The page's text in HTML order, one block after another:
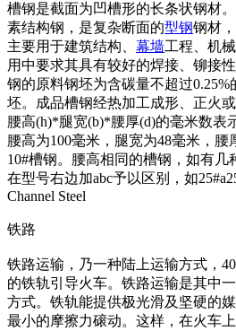
槽钢是截面为凹槽形的长条状钢材
素结构钢，是复杂断面的型钢钢材
主要用于建筑结构、 幕墙工程、机
用中要求其具有较好的焊接、铆接
钢的原料钢坯为含碳量不超过
坯。成品槽钢经热加工成形、正火
腰高(h)*腿宽(b)*腰厚(d)的毫米数表
腰高为100毫米，腿宽为48毫米，腰
10#槽钢。腰高相同的槽钢，如有
在型号右边加abc予以区别，如
Channel Steel
铁路
铁路运输，乃一种陆上运输方式，
的铁轨引导火车。铁路运输是其中
方式。铁轨能提供极光滑及坚硬的
最小的摩擦力磙动。这样，在火车